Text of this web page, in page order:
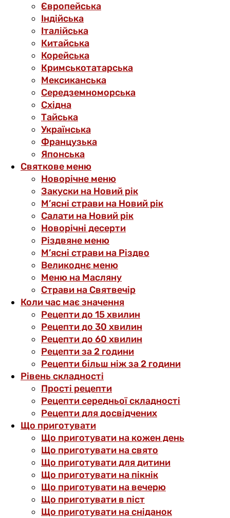
Європейська
Індійська
Італійська
Китайська
Корейська
Кримськотатарська
Мексиканська
Середземноморська
Східна
Тайська
Українська
Французька
Японська
Святкове меню
Новорічне меню
Закуски на Новий рік
М’ясні страви на Новий рік
Салати на Новий рік
Новорічні десерти
Різдвяне меню
М’ясні страви на Різдво
Великоднє меню
Меню на Масляну
Страви на Святвечір
Коли час має значення
Рецепти до 15 хвилин
Рецепти до 30 хвилин
Рецепти до 60 хвилин
Рецепти за 2 години
Рецепти більш ніж за 2 години
Рівень складності
Прості рецепти
Рецепти середньої складності
Рецепти для досвідчених
Що приготувати
Що приготувати на кожен день
Що приготувати на свято
Що приготувати для дитини
Що приготувати на пікнік
Що приготувати на вечерю
Що приготувати в піст
Що приготувати на сніданок